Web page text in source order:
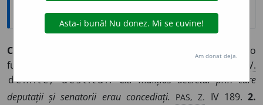
Explicative DEX
CONCEDI
A elibera dintr-o
funcție, a scoate, a îndepărta din serviciu, a da afară.
V.
demite, destitui. Citi malițios decretul prin care
deputații și senatorii erau concediați. PAS, Z. IV 189.2.
Am donat deja.